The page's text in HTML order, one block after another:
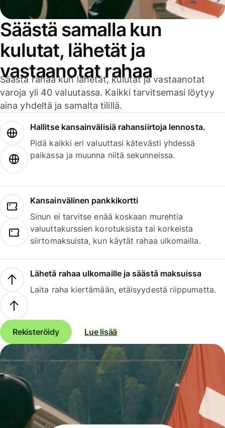
Säästä samalla kun
kulutat, lähetät ja
vastaanotat rahaa
Säästä rahaa kun lähetät, kulutat ja vastaanotat
varoja yli 40 valuutassa. Kaikki tarvitsemasi löytyy
aina yhdeltä ja samalta tilillä.
Hallitse kansainvälisiä rahansiirtoja lennosta.
Pidä kaikki eri valuuttasi kätevästi yhdessä
paikassa ja muunna niitä sekunneissa.
Kansainvälinen pankkikortti
Sinun ei tarvitse enää koskaan murehtia
valuuttakurssien korotuksista tai korkeista
siirtomaksuista, kun käytät rahaa ulkomailla.
Lähetä rahaa ulkomaille ja säästä maksuissa
Laita raha kiertämään, etäisyydestä riippumatta.
Rekisteröidy Lue lisää